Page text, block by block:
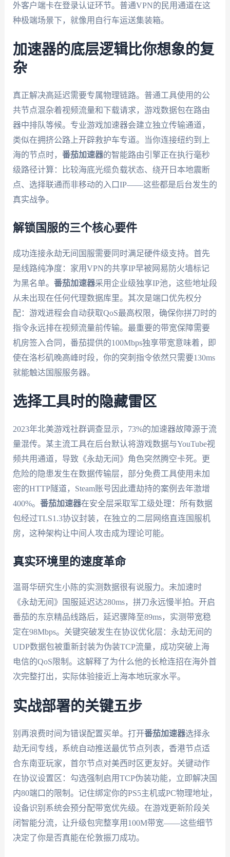
外客户端卡在登录认证环节。普通VPN的民用通道在这
种极端场景下，就像用自行车运送集装箱。
加速器的底层逻辑比你想象的复
杂
真正解决高延迟需要专属物理链路。普通工具使用的公
共节点混杂着视频流量和下载请求，游戏数据包在路由
器中排队等候。专业游戏加速器会建立独立传输通道，
类似在拥挤公路上开辟救护车专道。当你连接纽约到上
海的节点时， 番茄加速器的智能路由引擎正在执行毫秒
级路径计算：比较海底光缆负载状态、绕开日本地震断
点、选择联通而非移动的入口IP——这些都是后台发生的
真实战争。
解锁国服的三个核心要件
成功连接永劫无间国服需要同时满足硬件级支持。首先
是线路纯净度：家用VPN的共享IP早被网易防火墙标记
为黑名单。 番茄加速器采用企业级独享IP池，这些地址段
从未出现在任何代理数据库里。其次是端口优先权分
配：游戏进程会自动获取QoS最高权限，确保你拼刀时的
指令永远排在视频流量前传输。最重要的带宽保障需要
机房签入合同，番茄提供的100Mbps独享带宽意味着，即
使在洛杉矶晚高峰时段，你的突刺指令依然只需要130ms
就能触达国服服务器。
选择工具时的隐藏雷区
2023年北美游戏社群调查显示，73%的加速器故障源于流
量混传。某主流工具在后台默认将游戏数据与YouTube视
频共用通道，导致《永劫无间》角色突然腾空卡死。更
危险的隐患发生在数据传输层，部分免费工具使用未加
密的HTTP隧道，Steam账号因此遭劫持的案例去年激增
400%。 番茄加速器在安全层采取军工级处理：所有数据
包经过TLS1.3协议封装，在独立的二层网络直连国服机
房，这种架构让中间人攻击成为理论可能。
真实环境里的速度革命
温哥华研究生小陈的实测数据很有说服力。未加速时
《永劫无间》国服延迟达280ms，拼刀永远慢半拍。开启
番茄的东京精品线路后，延迟骤降至89ms，实测带宽稳
定在98Mbps。关键突破发生在协议优化层：永劫无间的
UDP数据包被重新封装为伪装TCP流量，成功突破上海
电信的QoS限制。这解释了为什么他的长枪连招在海外首
次完整打出，实际体验接近上海本地玩家水平。
实战部署的关键五步
别再浪费时间为错误配置买单。打开番茄加速器选择永
劫无间专线，系统自动推送最优节点列表，香港节点适
合东南亚玩家，首尔节点对美西时区更友好。关键动作
在协议设置区：勾选强制启用TCP伪装功能，立即解决国
内80端口的限制。记住绑定你的PS5主机或PC物理地址，
设备识别系统会预分配带宽优先级。在游戏更新阶段关
闭智能分流，让升级包完整享用100M带宽——这些细节
决定了你是否真能在伦敦振刀成功。